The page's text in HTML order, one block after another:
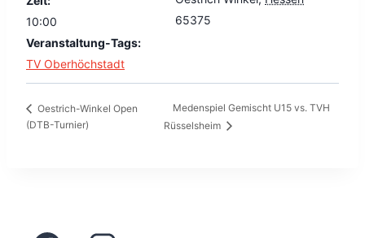
10:00
Veranstaltung-Tags:
TV Oberhöchstadt
65375
Oestrich-Winkel Open
(DTB-Turnier)
Medenspiel Gemischt U15 vs. TVH
Rüsselsheim